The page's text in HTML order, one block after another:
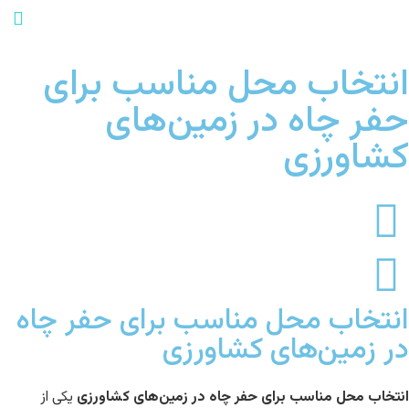
انتخاب محل مناسب برای
حفر چاه در زمین‌های
کشاورزی
انتخاب محل مناسب برای حفر چاه
در زمین‌های کشاورزی
انتخاب محل مناسب برای حفر چاه در زمین‌های کشاورزی یکی از